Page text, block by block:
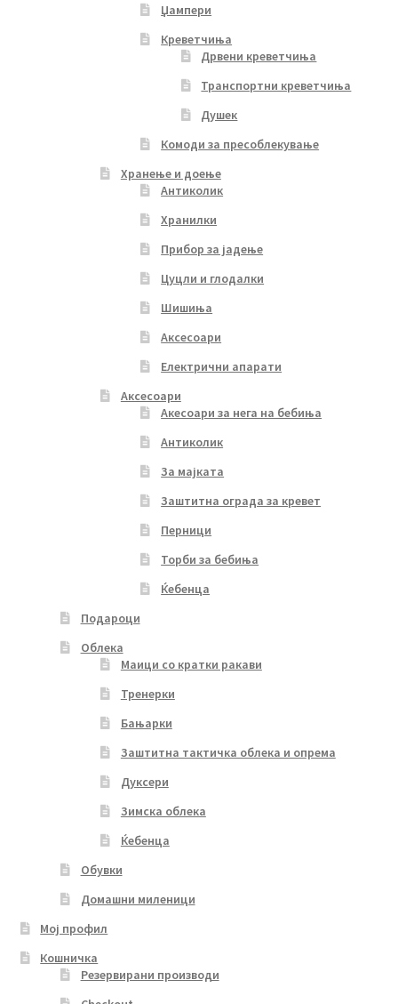
Џампери
Креветчиња
Дрвени креветчиња
Транспортни креветчиња
Душек
Комоди за пресоблекување
Хранење и доење
Антиколик
Хранилки
Прибор за јадење
Цуцли и глодалки
Шишиња
Аксесоари
Електрични апарати
Аксесоари
Акесоари за нега на бебиња
Антиколик
За мајката
Заштитна ограда за кревет
Перници
Торби за бебиња
Ќебенца
Подароци
Облека
Маици со кратки ракави
Тренерки
Бањарки
Заштитна тактичка облека и опрема
Дуксери
Зимска облека
Ќебенца
Обувки
Домашни миленици
Мој профил
Кошничка
Резервирани производи